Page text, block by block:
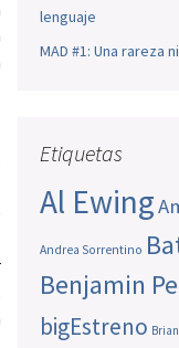
lenguaje
MAD #1: Una rareza
Etiquetas
Al Ewing
Andrea Sorrentino
Benjamin
bigEstreno